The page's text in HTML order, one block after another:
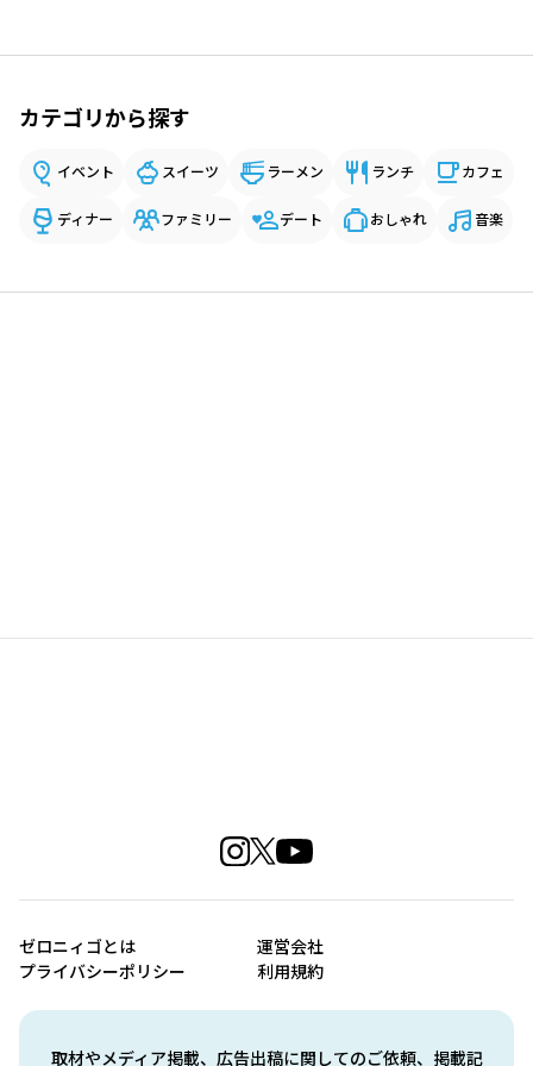
カテゴリから探す
イベント スイーツ ラーメン ランチ カフェ
ディナー ファミリー デート おしゃれ 音楽
取材やメディア掲載、広告出稿に関してのご依頼、掲載記
ゼロニィゴとは
運営会社
プライバシーポリシー
利用規約